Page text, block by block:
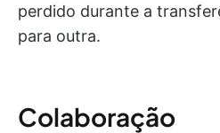
perdido durante a
para outra.
Colaboração